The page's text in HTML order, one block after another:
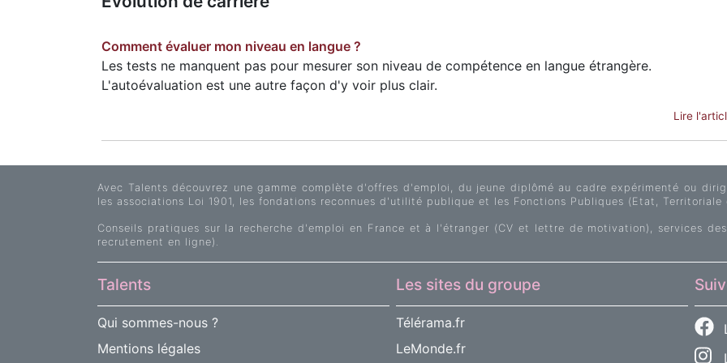
Comment évaluer mon niveau en langue ?
Les tests ne manquent pas pour mesurer son niveau de compétence en langue étrangère.
L'autoévaluation est une autre façon d'y voir plus clair.
Lire
Avec Talents découvrez une gamme complète d'offres d'emploi, du jeune diplômé au cadre expérimenté ou
les associations Loi 1901, les fondations reconnues d'utilité publique et les Fonctions Publiques (Etat, Territoriale
Conseils pratiques sur la recherche d'emploi en France et à l'étranger (CV et lettre de motivation), services
recrutement en ligne).
Talents
Qui sommes-nous ?
Mentions légales
Les sites du groupe
Télérama.fr
LeMonde.fr